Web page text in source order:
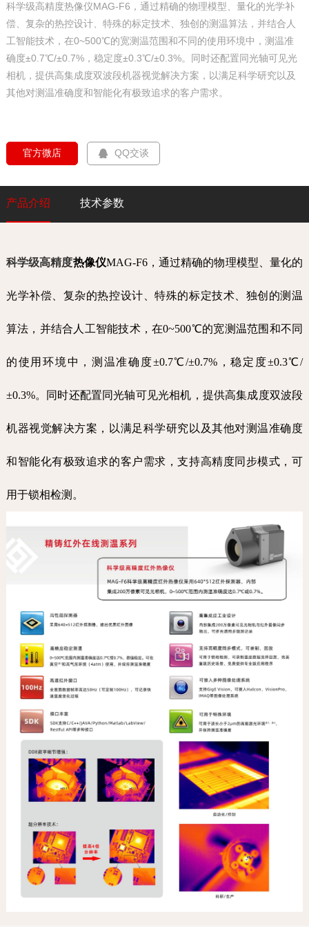
科学级高精度热像仪MAG-F6，通过精确的物理模型、量化的光学补
偿、复杂的热控设计、特殊的标定技术、独创的测温算法，并结合人
工智能技术，在0~500℃的宽测温范围和不同的使用环境中，测温准
确度±0.7℃/±0.7%，稳定度±0.3℃/±0.3%。同时还配置同光轴可见光
相机，提供高集成度双波段机器视觉解决方案，以满足科学研究以及
其他对测温准确度和智能化有极致追求的客户需求。
  官方微店
QQ交谈
产品介绍 技术参数
科学级高精度热像仪MAG-F6，通过精确的物理模型、量化的
光学补偿、复杂的热控设计、特殊的标定技术、独创的测温
算法，并结合人工智能技术，在0~500℃的宽测温范围和不同
的使用环境中，测温准确度±0.7℃/±0.7%，稳定度±0.3℃/
±0.3%。同时还配置同光轴可见光相机，提供高集成度双波段
机器视觉解决方案，以满足科学研究以及其他对测温准确度
和智能化有极致追求的客户需求，支持高精度同步模式，可
用于锁相检测。